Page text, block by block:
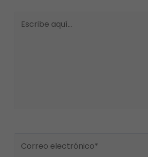
Guarda mi nombre, correo